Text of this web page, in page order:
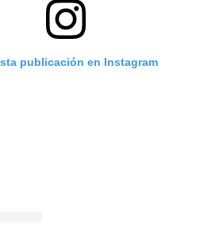
publicación en Instagram